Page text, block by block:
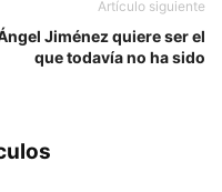
Artículo siguiente
Jiménez quiere ser el
que todavía no ha sido